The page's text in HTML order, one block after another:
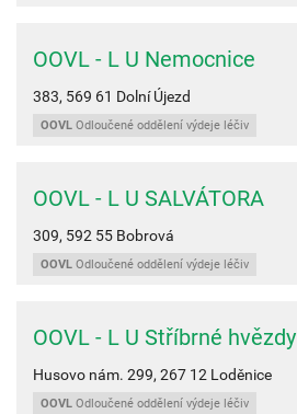
OOVL - L U Nemocnice
383, 569 61 Dolní Újezd
OOVL Odloučené oddělení výdeje léčiv
OOVL - L U SALVÁTORA
309, 592 55 Bobrová
OOVL Odloučené oddělení výdeje léčiv
OOVL - L U Stříbrné hvězdy
Husovo nám. 299, 267 12 Loděnice
OOVL Odloučené oddělení výdeje léčiv